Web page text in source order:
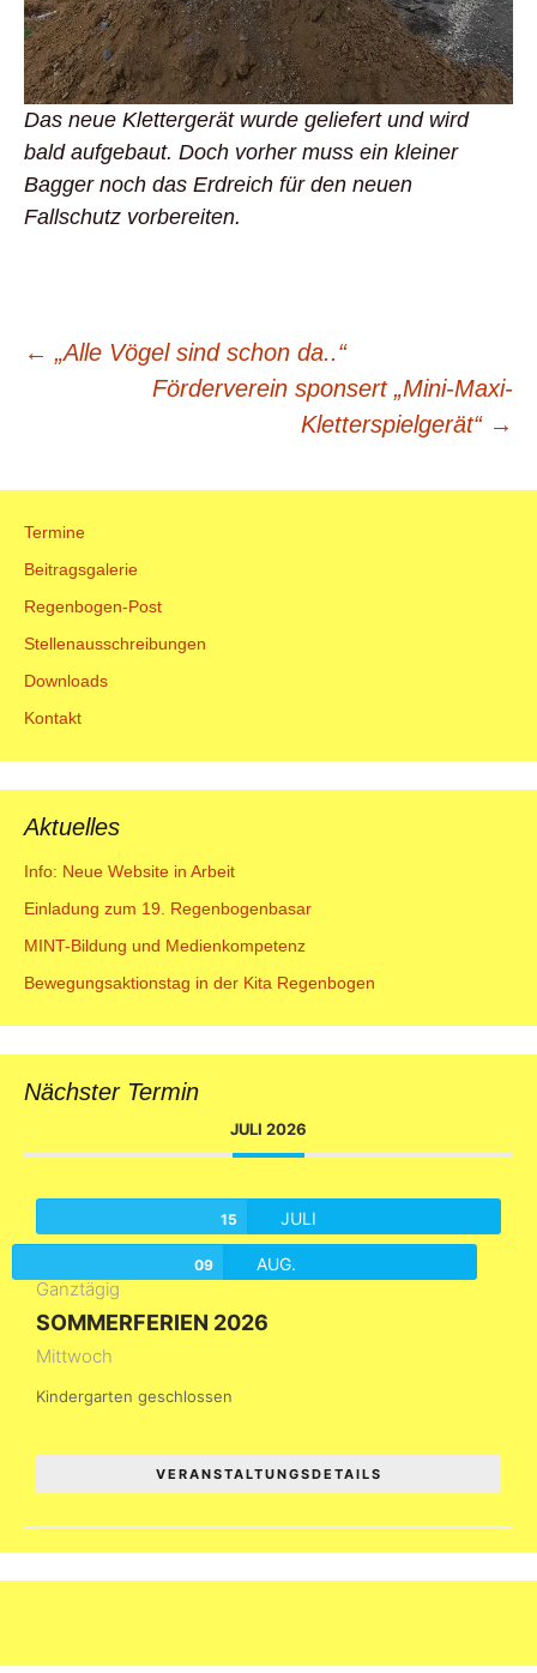
Das neue Klettergerät wurde geliefert und wird
bald aufgebaut. Doch vorher muss ein kleiner
Bagger noch das Erdreich für den neuen
Fallschutz vorbereiten.
Beitrags-
Navigation
← „Alle Vögel sind schon da..“
Förderverein sponsert „Mini-Maxi-
Kletterspielgerät“ →
Termine
Beitragsgalerie
Regenbogen-Post
Stellenausschreibungen
Downloads
Kontakt
Aktuelles
Info: Neue Website in Arbeit
Einladung zum 19. Regenbogenbasar
MINT-Bildung und Medienkompetenz
Bewegungsaktionstag in der Kita Regenbogen
Nächster Termin
JULI 2026
15 JULI
09 AUG.
Ganztägig
SOMMERFERIEN 2026
Mittwoch
Kindergarten geschlossen
VERANSTALTUNGSDETAILS